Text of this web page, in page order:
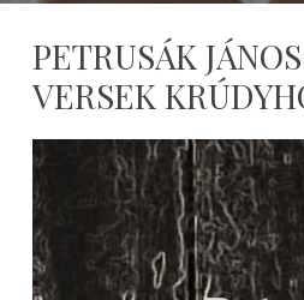
PETRUSÁK
VERSEK